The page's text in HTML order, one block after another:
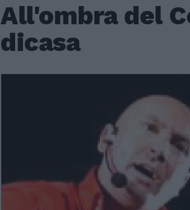
All'ombra del
dicasa